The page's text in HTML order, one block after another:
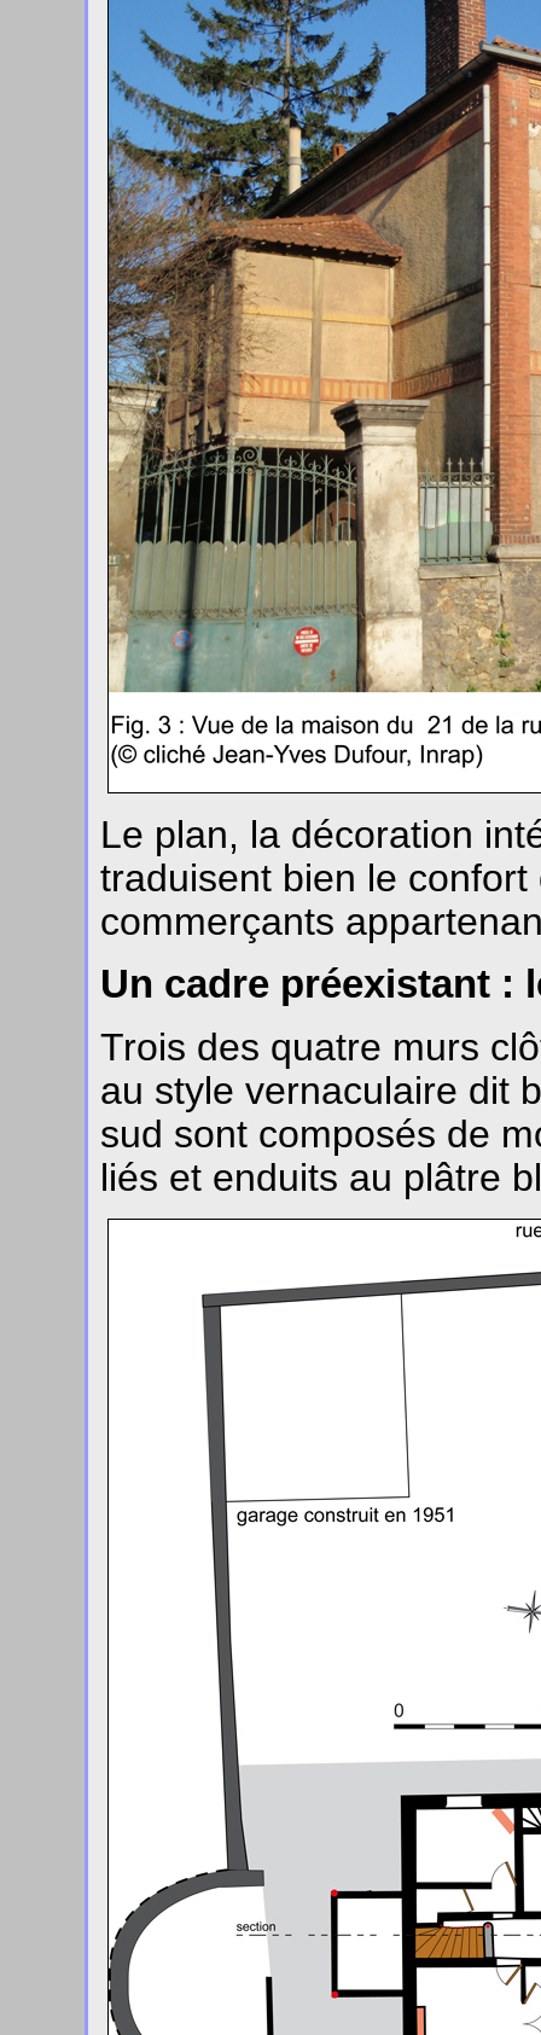
Le plan, la décoration
traduisent bien le confort
commerçants
Un cadre préexistant :
Trois des quatre murs
au style vernaculaire dit
sud sont composés de
liés et enduits au plâtre